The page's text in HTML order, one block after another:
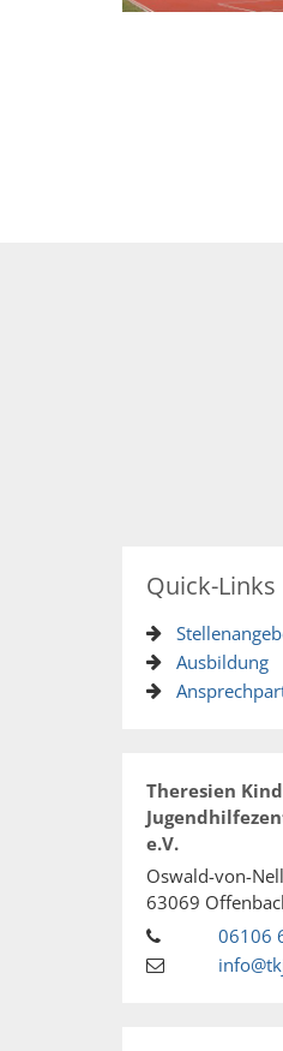
Quick-Links
Ausbildung
Theresien
e.V.
Oswald-von-
63069
06106